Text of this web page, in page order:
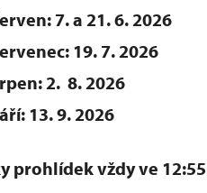
7. a 21. 6. 2026
19. 7. 2026
2. 8. 2026
13. 9. 2026
prohlídek vždy ve